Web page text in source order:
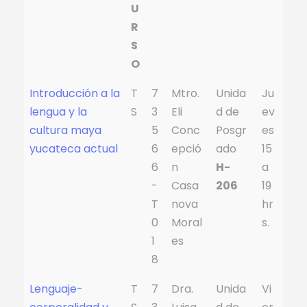
U
R
S
O
Introducción a la
lengua y la
cultura maya
yucateca actual
T
S
7
3
5
6
6
-
T
0
1
8
Mtro.
Eli
Conc
epció
n
Casa
nova
Moral
es
Unida
d de
Posgr
ado
H-
206
Ju
ev
es
15
a
19
hr
s.
Lenguaje-
T
7
Dra.
Unida
Vi